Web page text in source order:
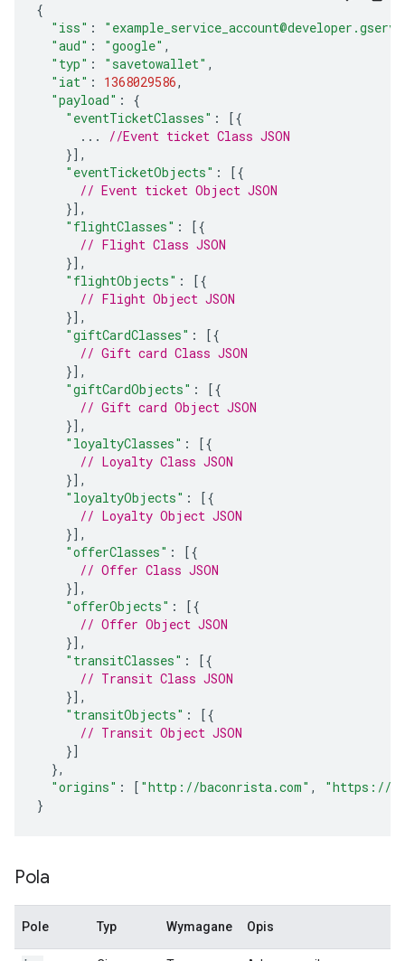
{
"iss" :
"aud" : "google" ,
"typ" : "savetowallet" ,
"iat" : 1368029586,
"payload" :
{
"eventTicketClasses" :
[{
...
//Event ticket Class JSON
}],
"eventTicketObjects" :
[{
// Event ticket Object JSON
}],
"flightClasses" :
[{
// Flight Class JSON
}],
"flightObjects" :
[{
// Flight Object JSON
}],
"giftCardClasses" :
[{
// Gift card Class JSON
}],
"giftCardObjects" :
[{
// Gift card Object JSON
}],
"loyaltyClasses" :
[{
// Loyalty Class JSON
}],
"loyaltyObjects" :
[{
// Loyalty Object JSON
}],
"offerClasses" :
[{
// Offer Class JSON
}],
"offerObjects" :
[{
// Offer Object JSON
}],
"transitClasses" :
[{
// Transit Class JSON
}],
"transitObjects" :
[{
// Transit Object JSON
}]
},
"origins" : [ "http://baconrista.com" ,
"https://
}
Pola
Pole Typ Wymagane Opis